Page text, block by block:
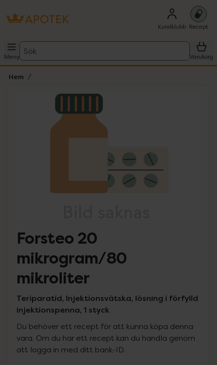
Kundklubb Recept
Meny
Sök
Varukorg
Hem
Lista: . Innehåller 1 objekt.
Forsteo 20
mikrogram/80
mikroliter
Teriparatid, Injektionsvätska, lösning i förfylld
injektionspenna, 1 styck
Du behöver ett recept för att kunna köpa denna
vara. Om du har ett recept kan du handla genom
att logga in med ditt bank-ID.